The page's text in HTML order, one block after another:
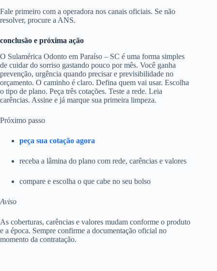
Fale primeiro com a operadora nos canais oficiais. Se não
resolver, procure a ANS.
conclusão e próxima ação
O Sulamérica Odonto em Paraíso – SC é uma forma simples
de cuidar do sorriso gastando pouco por mês. Você ganha
prevenção, urgência quando precisar e previsibilidade no
orçamento. O caminho é claro. Defina quem vai usar. Escolha
o tipo de plano. Peça três cotações. Teste a rede. Leia
carências. Assine e já marque sua primeira limpeza.
Próximo passo
peça sua cotação agora
receba a lâmina do plano com rede, carências e valores
compare e escolha o que cabe no seu bolso
Aviso
As coberturas, carências e valores mudam conforme o produto
e a época. Sempre confirme a documentação oficial no
momento da contratação.